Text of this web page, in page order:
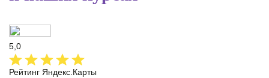
5,0
Рейтинг Яндекс.Карты